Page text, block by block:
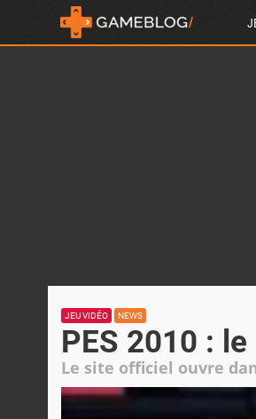
JEU VIDÉO NEWS
PES 2010 :
Le site officiel ouvre